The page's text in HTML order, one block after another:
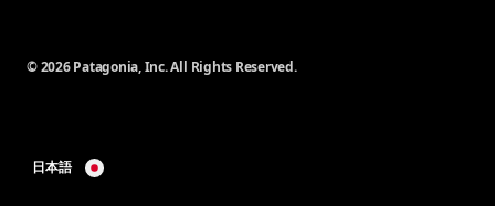
© 2026 Patagonia, Inc. All Rights Reserved.
日本語